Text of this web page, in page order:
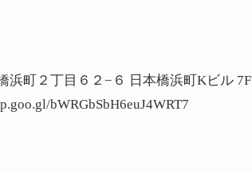
浜町２丁目６２−６ 日本橋浜町Kビル 7F
bWRGbSbH6euJ4WRT7